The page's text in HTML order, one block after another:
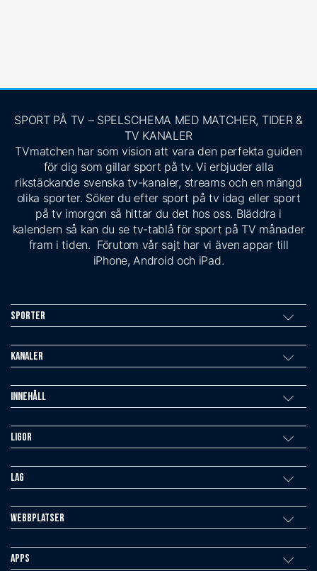
SPORT PÅ TV – SPELSCHEMA MED MATCHER, TIDER &
TV KANALER
TVmatchen har som vision att vara den perfekta guiden
för dig som gillar sport på tv. Vi erbjuder alla
rikstäckande svenska tv-kanaler, streams och en mängd
olika sporter. Söker du efter sport på tv idag eller sport
på tv imorgon så hittar du det hos oss. Bläddra i
kalendern så kan du se tv-tablå för sport på TV månader
fram i tiden. Förutom vår sajt har vi även appar till
iPhone, Android och iPad.
Sporter
Kanaler
Innehåll
Ligor
Lag
Webbplatser
Apps